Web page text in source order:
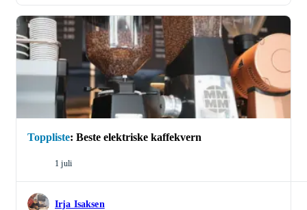
Toppliste: Beste elektriske kaffekvern
1 juli
Irja Isaksen